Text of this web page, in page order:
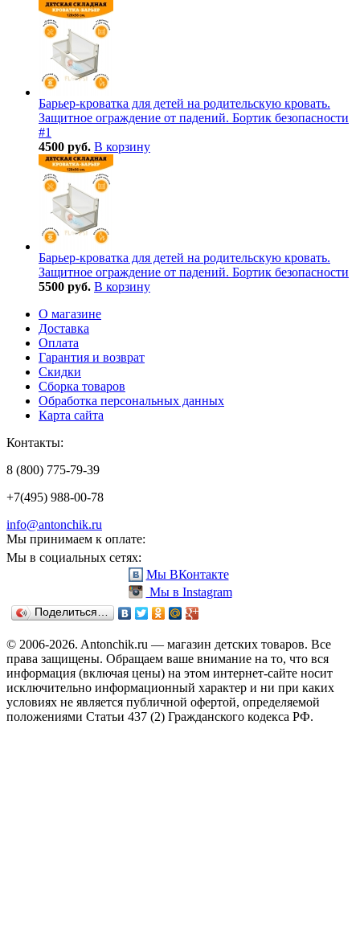
Барьер-кроватка для детей на родительскую кровать.
Защитное ограждение от падений. Бортик безопасности
#1
4500 руб. В корзину
Барьер-кроватка для детей на родительскую кровать.
Защитное ограждение от падений. Бортик безопасности
5500 руб. В корзину
О магазине
Доставка
Оплата
Гарантия и возврат
Скидки
Сборка товаров
Обработка персональных данных
Карта сайта
Контакты:
8 (800) 775-79-39
+7(495) 988-00-78
info@antonchik.ru
Мы принимаем к оплате:
Мы в социальных сетях:
Мы ВКонтакте
Мы в Instagram
Поделиться…
© 2006-2026. Antonchik.ru — магазин детских товаров. Все
права защищены. Обращаем ваше внимание на то, что вся
информация (включая цены) на этом интернет-сайте носит
исключительно информационный характер и ни при каких
условиях не является публичной офертой, определяемой
положениями Статьи 437 (2) Гражданского кодекса РФ.